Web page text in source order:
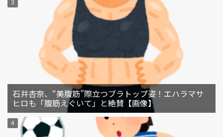
石井杏奈、“美腹筋”際立つブラトップ姿！エハラマサ
ヒロも「腹筋えぐいて」と絶賛【画像】